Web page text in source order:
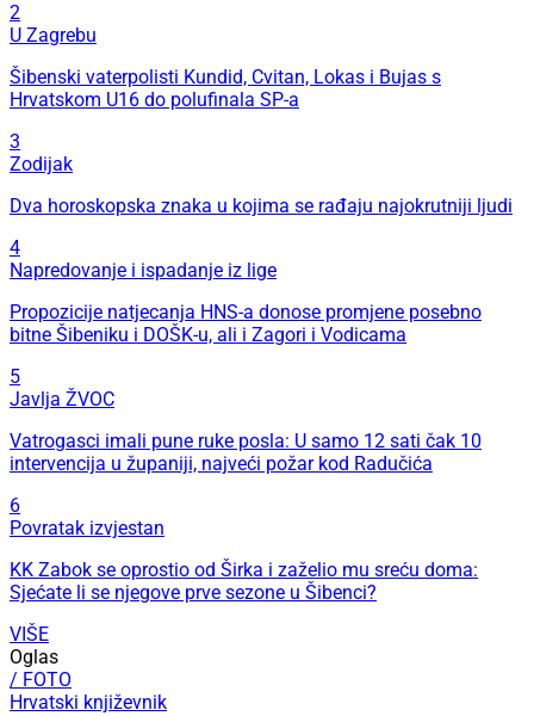
2
U Zagrebu
Šibenski vaterpolisti Kundid, Cvitan, Lokas i Bujas s
Hrvatskom U16 do polufinala SP-a
3
Zodijak
Dva horoskopska znaka u kojima se rađaju najokrutniji ljudi
4
Napredovanje i ispadanje iz lige
Propozicije natjecanja HNS-a donose promjene posebno
bitne Šibeniku i DOŠK-u, ali i Zagori i Vodicama
5
Javlja ŽVOC
Vatrogasci imali pune ruke posla: U samo 12 sati čak 10
intervencija u županiji, najveći požar kod Radučića
6
Povratak izvjestan
KK Zabok se oprostio od Širka i zaželio mu sreću doma:
Sjećate li se njegove prve sezone u Šibenci?
VIŠE
Oglas
/ FOTO
Hrvatski književnik